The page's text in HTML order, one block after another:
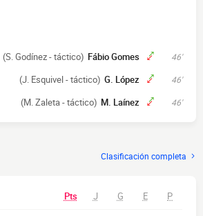
46'
Fábio Gomes
(S. Godínez - táctico)
46'
G. López
(J. Esquivel - táctico)
46'
M. Laínez
(M. Zaleta - táctico)
Clasificación completa
Pts J G E P